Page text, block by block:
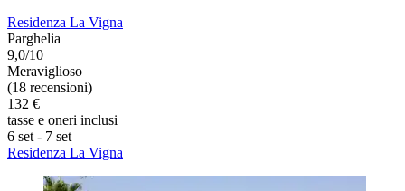
Residenza La Vigna
Parghelia
9,0/10
Meraviglioso
(18 recensioni)
132 €
tasse e oneri inclusi
6 set - 7 set
Residenza La Vigna